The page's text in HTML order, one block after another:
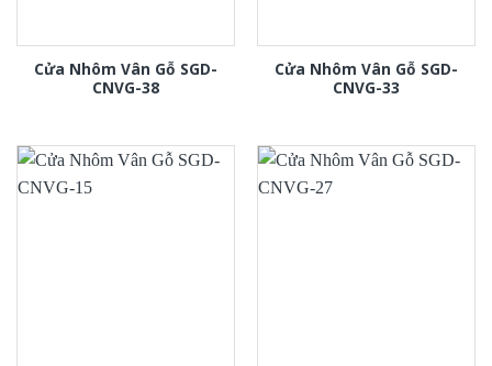
Cửa Nhôm Vân Gỗ SGD-
CNVG-38
Cửa Nhôm Vân Gỗ SGD-
CNVG-33